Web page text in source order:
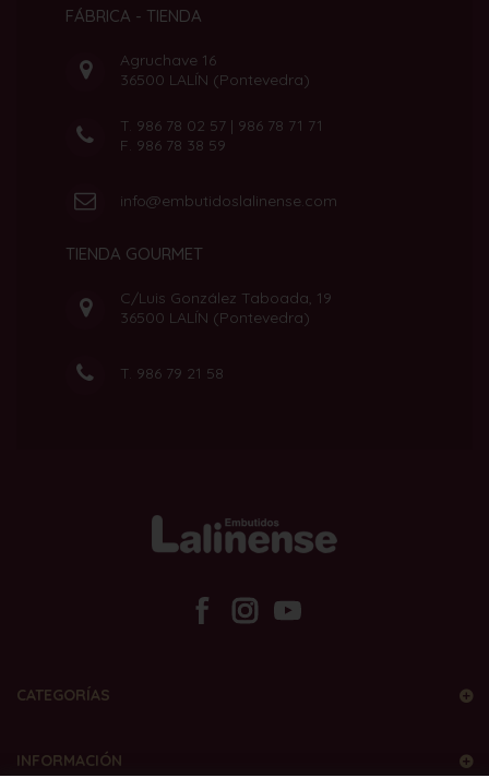
FÁBRICA - TIENDA
Agruchave 16
36500 LALÍN (Pontevedra)
T. 986 78 02 57 | 986 78 71 71
F. 986 78 38 59
info@embutidoslalinense.com
TIENDA GOURMET
C/Luis González Taboada, 19
36500 LALÍN (Pontevedra)
T. 986 79 21 58
CATEGORÍAS
INFORMACIÓN